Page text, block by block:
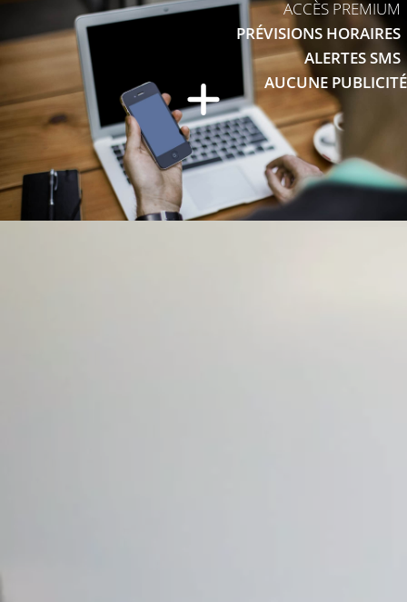
ACCÈS PREMIUM
PRÉVISIONS HORAIRES
ALERTES SMS
AUCUNE PUBLICITÉ